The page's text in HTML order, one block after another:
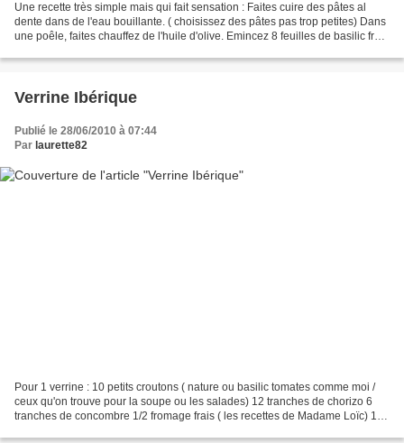
Une recette très simple mais qui fait sensation : Faites cuire des pâtes al
dente dans de l'eau bouillante. ( choisissez des pâtes pas trop petites) Dans
une poêle, faites chauffez de l'huile d'olive. Emincez 8 feuilles de basilic frais
Verrine Ibérique
Publié le 28/06/2010 à 07:44
Par laurette82
Pour 1 verrine : 10 petits croutons ( nature ou basilic tomates comme moi /
ceux qu'on trouve pour la soupe ou les salades) 12 tranches de chorizo 6
tranches de concombre 1/2 fromage frais ( les recettes de Madame Loïc) 1/4